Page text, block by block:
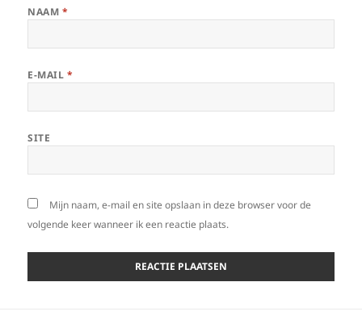
NAAM *
E-MAIL *
SITE
Mijn naam, e-mail en site opslaan in deze browser voor de
volgende keer wanneer ik een reactie plaats.